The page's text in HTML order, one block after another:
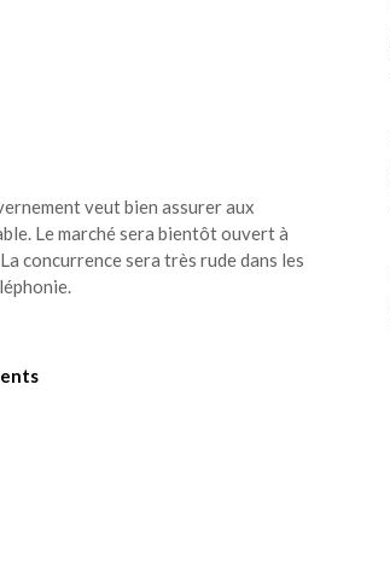
veut bien assurer aux
Le marché sera bientôt ouvert à
concurrence sera très rude dans les